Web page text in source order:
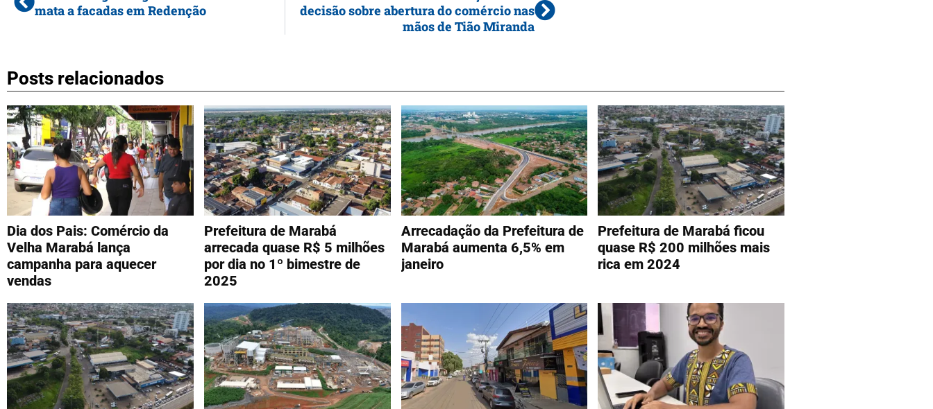
mata a facadas em Redenção
decisão sobre abertura do comércio nas
mãos de Tião Miranda
Posts relacionados
Dia dos Pais: Comércio da
Velha Marabá lança
campanha para aquecer
vendas
Prefeitura de Marabá
arrecada quase R$ 5 milhões
por dia no 1º bimestre de
2025
Arrecadação da Prefeitura de
Marabá aumenta 6,5% em
janeiro
Prefeitura de Marabá ficou
quase R$ 200 milhões mais
rica em 2024